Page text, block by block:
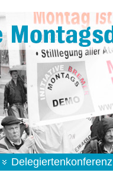
Delegiertenkonferenz